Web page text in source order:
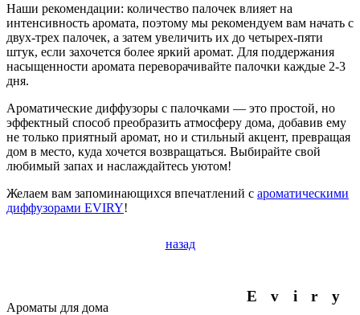
Наши рекомендации: количество палочек влияет на
интенсивность аромата, поэтому мы рекомендуем вам начать с
двух-трех палочек, а затем увеличить их до четырех-пяти
штук, если захочется более яркий аромат. Для поддержания
насыщенности аромата переворачивайте палочки каждые 2-3
дня.
Ароматические диффузоры с палочками — это простой, но
эффектный способ преобразить атмосферу дома, добавив ему
не только приятный аромат, но и стильный акцент, превращая
дом в место, куда хочется возвращаться. Выбирайте свой
любимый запах и наслаждайтесь уютом!
Желаем вам запоминающихся впечатлений с ароматическими
диффузорами EVIRY!
назад
Eviry
Ароматы для дома